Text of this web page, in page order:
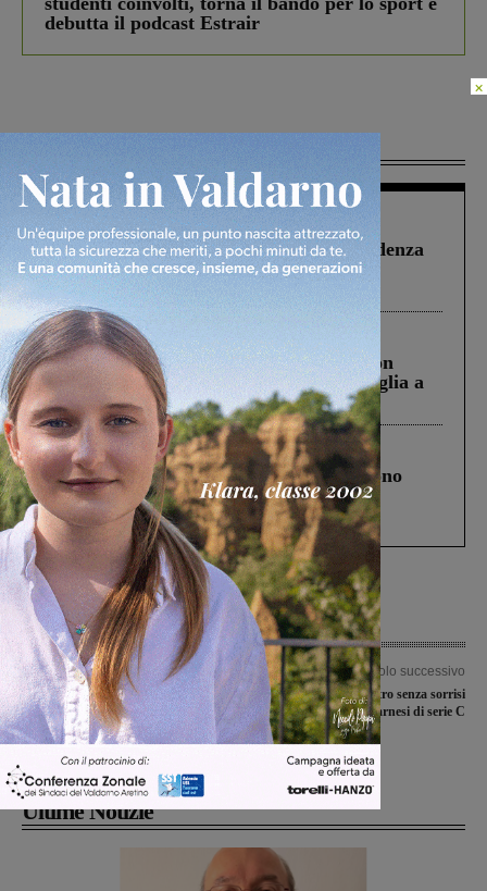
debutta il podcast Estrair
Figline Incisa Valdarno 1 Agosto 2026
Piscina di Figline finanziata oltre la scadenza
Pnrr, il gruppo di Fratelli d’Italia: “Un
ringraziamento al Governo”
Cronaca 3 Agosto 2026
Scomparso da una struttura di Castiglion
Fiorentino l’uomo che aveva ucciso la figlia a
Levane nel 2020
Cronaca 4 Agosto 2026
Un anno fa la strage in A1 in cui morirono
Gianni, Giulia e Franco. Lo schianto, il
processo, lo stop ai sorpassi fra tir....
Articolo precedente
Dormiva fuori pur avendo un
regolare contratto di affitto: i contorni
da chiarire nella morte di Jaswinder
Singh
Articolo successivo
Giornata sottocanestro senza sorrisi
per le valdarnesi di serie C
Ultime Notizie
×